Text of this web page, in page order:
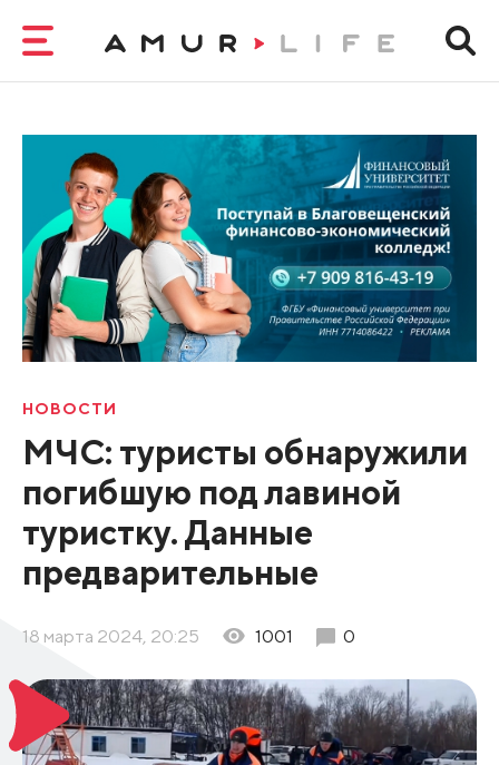
НОВОСТИ
МЧС: туристы обнаружили
погибшую под лавиной
туристку. Данные
предварительные
18 марта 2024, 20:25 1001 0